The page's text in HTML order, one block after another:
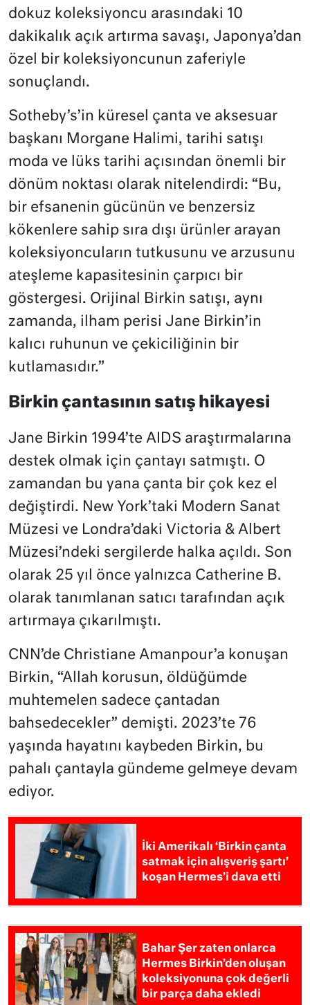
dokuz koleksiyoncu arasındaki 10
dakikalık açık artırma savaşı, Japonya’dan
özel bir koleksiyoncunun zaferiyle
sonuçlandı.
Sotheby’s’in küresel çanta ve aksesuar
başkanı Morgane Halimi, tarihi satışı
moda ve lüks tarihi açısından önemli bir
dönüm noktası olarak nitelendirdi: “Bu,
bir efsanenin gücünün ve benzersiz
kökenlere sahip sıra dışı ürünler arayan
koleksiyoncuların tutkusunu ve arzusunu
ateşleme kapasitesinin çarpıcı bir
göstergesi. Orijinal Birkin satışı, aynı
zamanda, ilham perisi Jane Birkin’in
kalıcı ruhunun ve çekiciliğinin bir
kutlamasıdır.”
Birkin çantasının satış hikayesi
Jane Birkin 1994’te AIDS araştırmalarına
destek olmak için çantayı satmıştı. O
zamandan bu yana çanta bir çok kez el
değiştirdi. New York’taki Modern Sanat
Müzesi ve Londra’daki Victoria & Albert
Müzesi’ndeki sergilerde halka açıldı. Son
olarak 25 yıl önce yalnızca Catherine B.
olarak tanımlanan satıcı tarafından açık
artırmaya çıkarılmıştı.
CNN’de Christiane Amanpour’a konuşan
Birkin, “Allah korusun, öldüğümde
muhtemelen sadece çantadan
bahsedecekler” demişti. 2023’te 76
yaşında hayatını kaybeden Birkin, bu
pahalı çantayla gündeme gelmeye devam
ediyor.
İki Amerikalı ‘Birkin çanta
satmak için alışveriş şartı’
koşan Hermes’i dava etti
Bahar Şer zaten onlarca
Hermes Birkin’den oluşan
koleksiyonuna çok değerli
bir parça daha ekledi